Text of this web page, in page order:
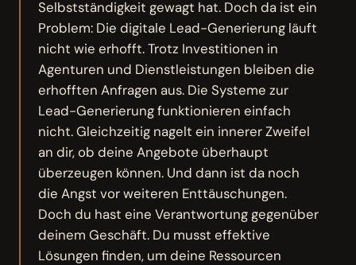
Selbstständigkeit gewagt hat. Doch da ist ein
Problem: Die digitale Lead-Generierung läuft
nicht wie erhofft. Trotz Investitionen in
Agenturen und Dienstleistungen bleiben die
erhofften Anfragen aus. Die Systeme zur
Lead-Generierung funktionieren einfach
nicht. Gleichzeitig nagelt ein innerer Zweifel
an dir, ob deine Angebote überhaupt
überzeugen können. Und dann ist da noch
die Angst vor weiteren Enttäuschungen.
Doch du hast eine Verantwortung gegenüber
deinem Geschäft. Du musst effektive
Lösungen finden, um deine Ressourcen